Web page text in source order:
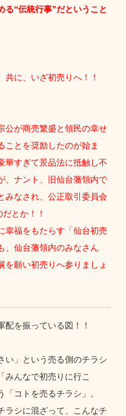
る“伝統行事”だということ
に、いざ初売りへ！！
公が商売繁盛と領民の幸せ
ことを奨励したのが始ま
華すぎて景品法に抵触し不
、ナント、旧仙台藩領内で
みなされ、公正取引委員会
とか！！
幸福をもたらす「仙台初売
、仙台藩領内のみなさん
を願い初売りへ参りましょ
を振っている図！！
い」という売る側のチラシ
みんなで初売りに行こ
コトを売るチラシ」。
ラシに混ざって、こんなチ